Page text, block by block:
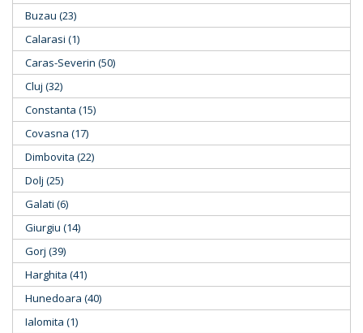
Buzau (23)
Calarasi (1)
Caras-Severin (50)
Cluj (32)
Constanta (15)
Covasna (17)
Dimbovita (22)
Dolj (25)
Galati (6)
Giurgiu (14)
Gorj (39)
Harghita (41)
Hunedoara (40)
Ialomita (1)